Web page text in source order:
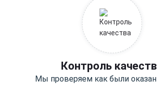
Контроль
Мы проверяем как были